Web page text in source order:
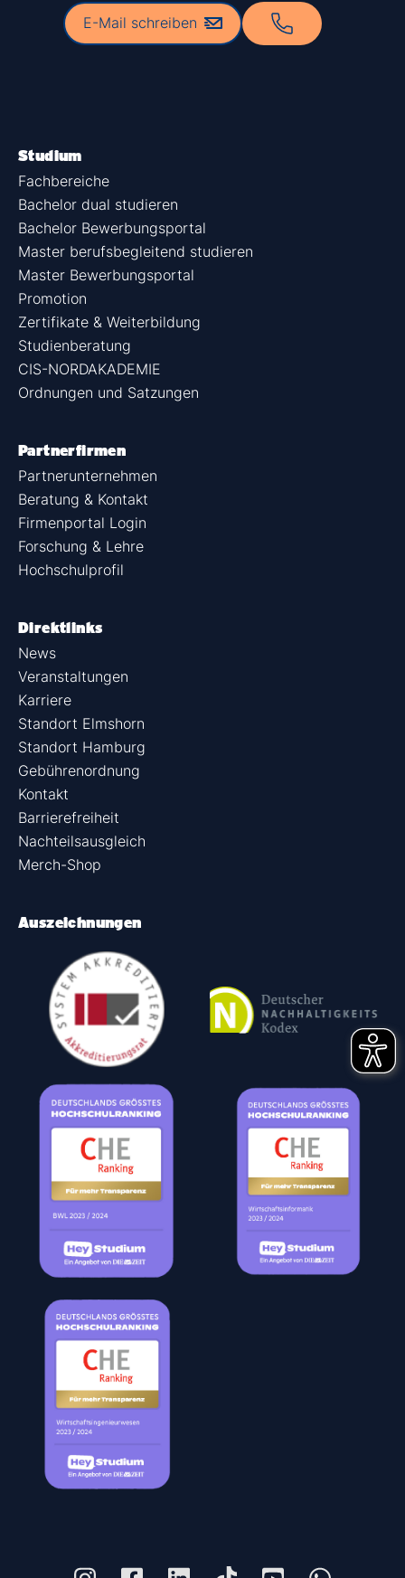
E-Mail schreiben
Studium
Fachbereiche
Bachelor dual studieren
Bachelor Bewerbungsportal
Master berufsbegleitend studieren
Master Bewerbungsportal
Promotion
Zertifikate & Weiterbildung
Studienberatung
CIS-NORDAKADEMIE
Ordnungen und Satzungen
Partnerfirmen
Partnerunternehmen
Beratung & Kontakt
Firmenportal Login
Forschung & Lehre
Hochschulprofil
Direktlinks
News
Veranstaltungen
Karriere
Standort Elmshorn
Standort Hamburg
Gebührenordnung
Kontakt
Barrierefreiheit
Nachteilsausgleich
Merch-Shop
Auszeichnungen